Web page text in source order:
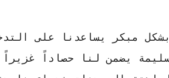
مبكر يساعدنا على
يضمن لنا حصاداً